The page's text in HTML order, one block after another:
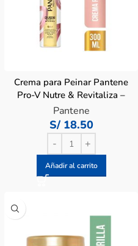
Crema para Peinar Pantene
Pro-V Nutre & Revitaliza –
Frasco 300 ML
Pantene
S/18.50
Añadir al carrito